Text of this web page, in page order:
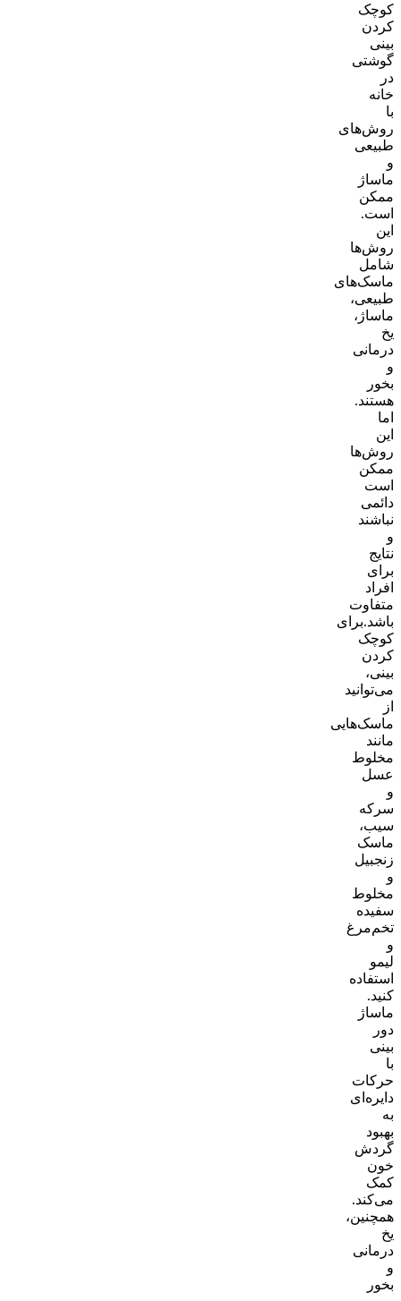
کوچک
کردن
بینی
گوشتی
در
خانه
با
روش‌های
طبیعی
و
ماساژ
ممکن
است.
این
روش‌ها
شامل
ماسک‌های
طبیعی،
ماساژ،
یخ
درمانی
و
بخور
هستند.
اما
این
روش‌ها
ممکن
است
دائمی
نباشند
و
نتایج
برای
افراد
متفاوت
باشد.برای
کوچک
کردن
بینی،
می‌توانید
از
ماسک‌هایی
مانند
مخلوط
عسل
و
سرکه
سیب،
ماسک
زنجبیل
و
مخلوط
سفیده
تخم‌مرغ
و
لیمو
استفاده
کنید.
ماساژ
دور
بینی
با
حرکات
دایره‌ای
به
بهبود
گردش
خون
کمک
می‌کند.
همچنین،
یخ
درمانی
و
بخور